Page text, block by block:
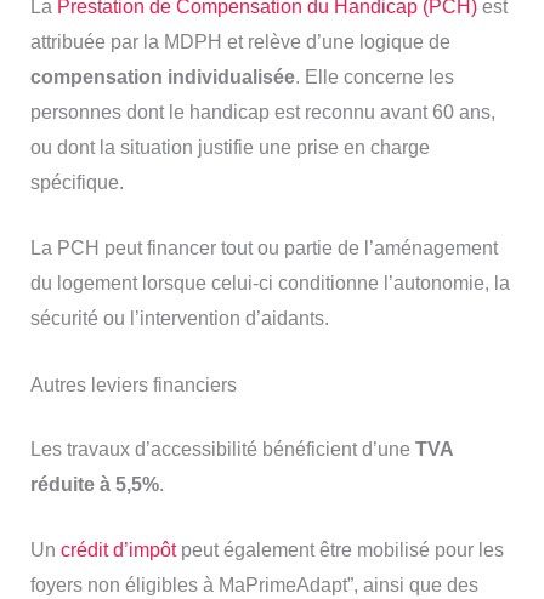
La Prestation de Compensation du Handicap (PCH)est
attribuée par la MDPH et relève d’une logique de
compensation individualisée. Elle concerne les
personnes dont le handicap est reconnu avant 60 ans,
ou dont la situation justifie une prise en charge
spécifique.
La PCH peut financer tout ou partie de l’aménagement
du logement lorsque celui-ci conditionne l’autonomie, la
sécurité ou l’intervention d’aidants.
Autres leviers financiers
Les travaux d’accessibilité bénéficient d’une TVA
réduite à 5,5%.
Un crédit d’impôtpeut également être mobilisé pour les
foyers non éligibles à MaPrimeAdapt”, ainsi que des